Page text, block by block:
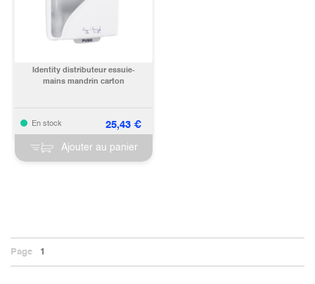
Identity distributeur essuie-
mains mandrin carton
En stock 25,43€
Ajouter au panier
Page 1